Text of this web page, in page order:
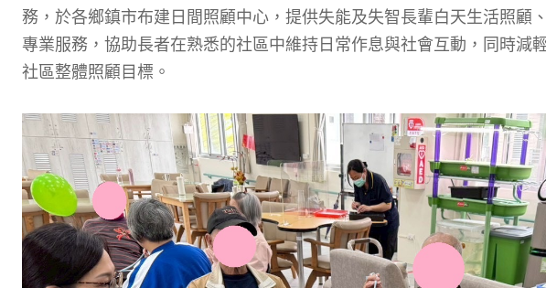
務，於各鄉鎮市布建日間照顧中心，提供失能及失智長輩白天生活照顧
專業服務，協助長者在熟悉的社區中維持日常作息與社會互動，同時減
社區整體照顧目標。